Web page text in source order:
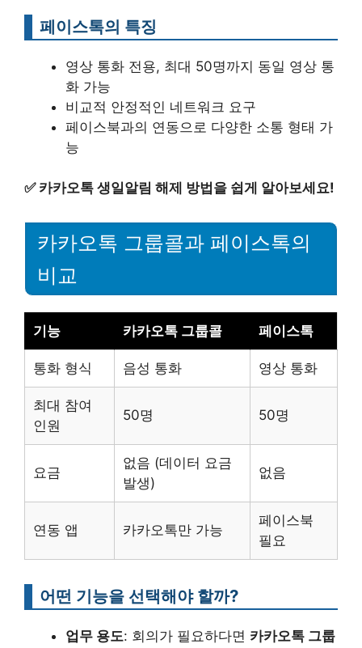
페이스톡의 특징
영상 통화 전용, 최대 50명까지 동일 영상 통
화 가능
비교적 안정적인 네트워크 요구
페이스북과의 연동으로 다양한 소통 형태 가
능
✅ 카카오톡 생일알림 해제 방법을 쉽게 알아보세요!
카카오톡 그룹콜과 페이스톡의
비교
기능 카카오톡 그룹콜 페이스톡
통화 형식 음성 통화 영상 통화
최대 참여
인원
50명 50명
요금
없음 (데이터 요금
발생)
없음
연동 앱 카카오톡만 가능
페이스북
필요
어떤 기능을 선택해야 할까?
업무 용도: 회의가 필요하다면 카카오톡 그룹